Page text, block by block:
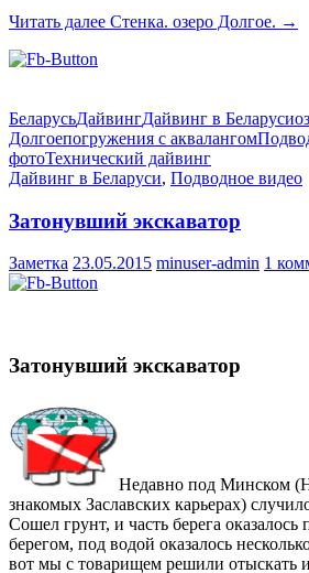
Читать далее Стенка. озеро Долгое. →
БеларусьДайвингДайвинг в Беларуси
Долгоепогружения с аквалангом
фотоТехнический дайвинг
Дайвинг в Беларуси, Подводное видео
Затонувший экскаватор
Заметка 23.05.2015 minuser-admin 1
Затонувший экскаватор
Недавно под Минском
знакомых Заславских карьерах)
Сошел грунт, и часть берега
берегом, под водой оказалось
вот мы с товарищем решили отыскать